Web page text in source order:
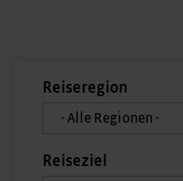
Reiseregion
Reiseziel